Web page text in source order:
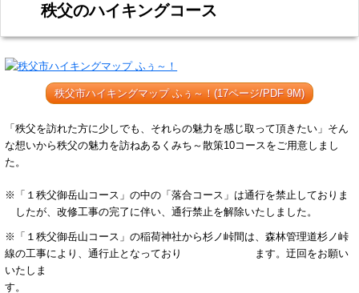
秩父のハイキングコース
秩父市ハイキングマップ ふぅ～！(17ページ/PDF 9M)
「秩父を訪れた方に少しでも、それらの魅力を感じ取って頂きたい」そん
な想いから秩父の魅力を訪ねあるくみち～散策10コースをご用意しまし
た。
※「１秩父御岳山コース」の中の「落合コース」は通行を禁止しておりま
したが、改修工事の完了に伴い、通行禁止を解除いたしました。
※「１秩父御岳山コース」の稲荷神社から杉ノ峠間は、森林管理道杉ノ峠
線の工事により、通行止となっており ます。迂回をお願い
いたしま
す